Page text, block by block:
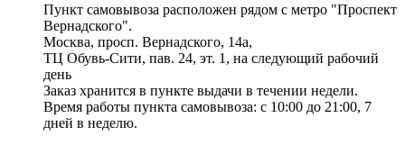
Пункт самовывоза расположен рядом с метро "Проспект
Вернадского".
Москва, просп. Вернадского, 14а,
ТЦ Обувь-Сити, пав. 24, эт. 1, на следующий рабочий
день
Заказ хранится в пункте выдачи в течении недели.
Время работы пункта самовывоза: с 10:00 до 21:00, 7
дней в неделю.